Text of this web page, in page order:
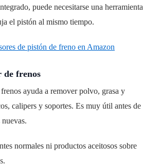
puede necesitarse una herramienta
el pistón al mismo tiempo.
de pistón de freno en Amazon
frenos
ayuda a remover polvo, grasa y
calipers y soportes. Es muy útil antes de
normales ni productos aceitosos sobre